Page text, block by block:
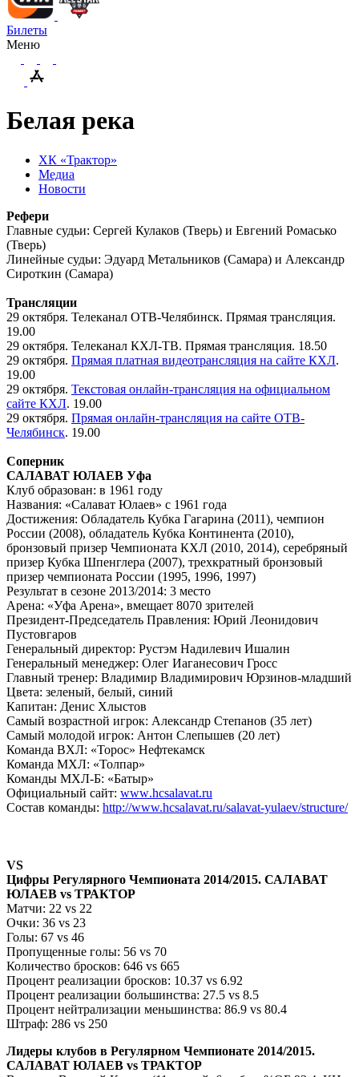
Билеты
Меню
Белая река
ХК «Трактор»
Медиа
Новости
Рефери
Главные судьи: Сергей Кулаков (Тверь) и Евгений Ромасько
(Тверь)
Линейные судьи: Эдуард Метальников (Самара) и Александр
Сироткин (Самара)
Трансляции
29 октября. Телеканал ОТВ-Челябинск. Прямая трансляция.
19.00
29 октября. Телеканал КХЛ-ТВ. Прямая трансляция. 18.50
29 октября. Прямая платная видеотрансляция на сайте КХЛ.
19.00
29 октября. Текстовая онлайн-трансляция на официальном
сайте КХЛ. 19.00
29 октября. Прямая онлайн-трансляция на сайте ОТВ-
Челябинск. 19.00
Соперник
САЛАВАТ ЮЛАЕВ Уфа
Клуб образован: в 1961 году
Названия: «Салават Юлаев» с 1961 года
Достижения: Обладатель Кубка Гагарина (2011), чемпион
России (2008), обладатель Кубка Континента (2010),
бронзовый призер Чемпионата КХЛ (2010, 2014), серебряный
призер Кубка Шпенглера (2007), трехкратный бронзовый
призер чемпионата России (1995, 1996, 1997)
Результат в сезоне 2013/2014: 3 место
Арена: «Уфа Арена», вмещает 8070 зрителей
Президент-Председатель Правления: Юрий Леонидович
Пустовгаров
Генеральный директор: Рустэм Надилевич Ишалин
Генеральный менеджер: Олег Иаганесович Гросс
Главный тренер: Владимир Владимирович Юрзинов-младший
Цвета: зеленый, белый, синий
Капитан: Денис Хлыстов
Самый возрастной игрок: Александр Степанов (35 лет)
Самый молодой игрок: Антон Слепышев (20 лет)
Команда ВХЛ: «Торос» Нефтекамск
Команда МХЛ: «Толпар»
Команды МХЛ-Б: «Батыр»
Официальный сайт: www.hcsalavat.ru
Состав команды: http://www.hcsalavat.ru/salavat-yulaev/structure/
VS
Цифры Регулярного Чемпионата 2014/2015. САЛАВАТ
ЮЛАЕВ vs ТРАКТОР
Матчи: 22 vs 22
Очки: 36 vs 23
Голы: 67 vs 46
Пропущенные голы: 56 vs 70
Количество бросков: 646 vs 665
Процент реализации бросков: 10.37 vs 6.92
Процент реализации большинства: 27.5 vs 8.5
Процент нейтрализации меньшинства: 86.9 vs 80.4
Штраф: 286 vs 250
Лидеры клубов в Регулярном Чемпионате 2014/2015.
САЛАВАТ ЮЛАЕВ vs ТРАКТОР